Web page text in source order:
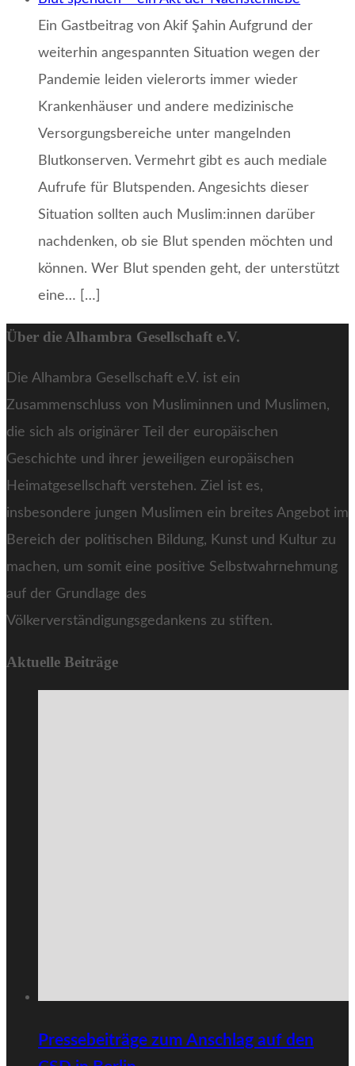
Ein Gastbeitrag von Akif Şahin Aufgrund der
weiterhin angespannten Situation wegen der
Pandemie leiden vielerorts immer wieder
Krankenhäuser und andere medizinische
Versorgungsbereiche unter mangelnden
Blutkonserven. Vermehrt gibt es auch mediale
Aufrufe für Blutspenden. Angesichts dieser
Situation sollten auch Muslim:innen darüber
nachdenken, ob sie Blut spenden möchten und
können. Wer Blut spenden geht, der unterstützt
eine… […]
Über die Alhambra Gesellschaft e.V.
Die Alhambra Gesellschaft e.V. ist ein
Zusammenschluss von Musliminnen und Muslimen,
die sich als originärer Teil der europäischen
Geschichte und ihrer jeweiligen europäischen
Heimatgesellschaft verstehen. Ziel ist es,
insbesondere jungen Muslimen ein breites Angebot im
Bereich der politischen Bildung, Kunst und Kultur zu
machen, um somit eine positive Selbstwahrnehmung
auf der Grundlage des
Völkerverständigungsgedankens zu stiften.
Aktuelle Beiträge
Pressebeiträge zum Anschlag auf den